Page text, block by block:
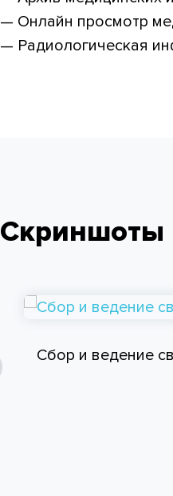
Онлайн просмотр
Радиологическая
Скриншоты
Сбор и ведение